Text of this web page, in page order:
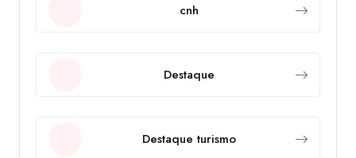
cnh
Destaque
Destaque turismo